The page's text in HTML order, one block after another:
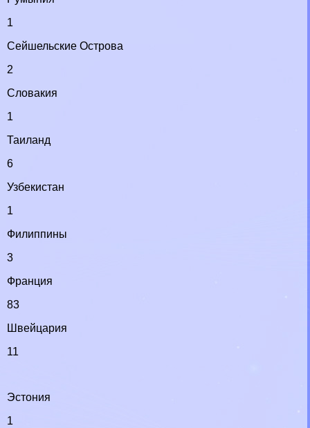
1
Сейшельские Острова
2
Словакия
1
Таиланд
6
Узбекистан
1
Филиппины
3
Франция
83
Швейцария
11
Эстония
1